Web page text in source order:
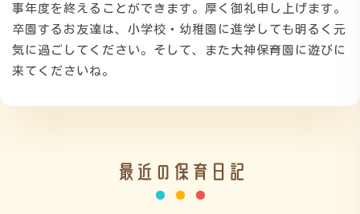
事年度を終えることができます。厚く御礼申し上げます。
卒園するお友達は、小学校・幼稚園に進学しても明るく元
気に過ごしてください。そして、また大神保育園に遊びに
来てくださいね。
最近の保育日記
年間行事
施設の紹介